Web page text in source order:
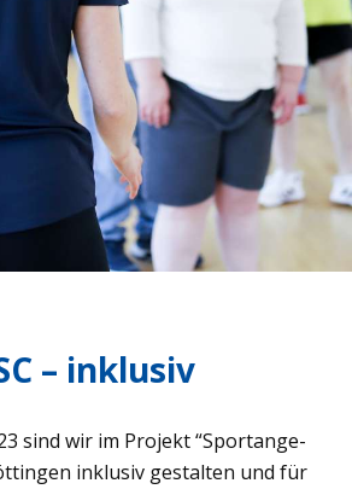
– inklusiv
sind wir im Pro­jekt “Sport­an­ge­
inklu­siv gestal­ten und für